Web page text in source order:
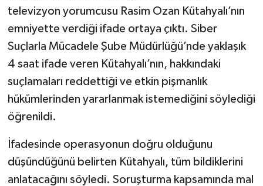
televizyon yorumcusu Rasim Ozan Kütahyalı’nın
emniyette verdiği ifade ortaya çıktı. Siber
Suçlarla Mücadele Şube Müdürlüğü’nde yaklaşık
4 saat ifade veren Kütahyalı’nın, hakkındaki
suçlamaları reddettiği ve etkin pişmanlık
hükümlerinden yararlanmak istemediğini söylediği
öğrenildi.
İfadesinde operasyonun doğru olduğunu
düşündüğünü belirten Kütahyalı, tüm bildiklerini
anlatacağını söyledi. Soruşturma kapsamında mal